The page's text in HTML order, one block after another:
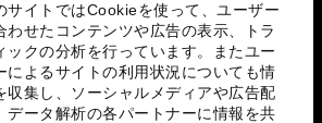
サイトではCookieを使って、ユーザー
わせたコンテンツや広告の表示、トラ
ックの分析を行っています。またユー
によるサイトの利用状況についても情
収集し、ソーシャルメディアや広告配
データ解析の各パートナーに情報を共